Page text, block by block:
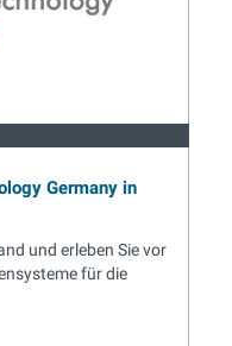
Germany in
und erleben Sie vor
für die